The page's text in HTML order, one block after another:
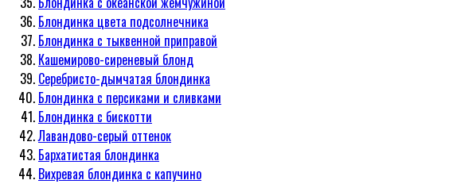
Блондинка цвета подсолнечника
Блондинка с тыквенной приправой
Кашемирово-сиреневый блонд
Серебристо-дымчатая блондинка
Блондинка с персиками и сливками
Блондинка с бискотти
Лавандово-серый оттенок
Бархатистая блондинка
Вихревая блондинка с капучино